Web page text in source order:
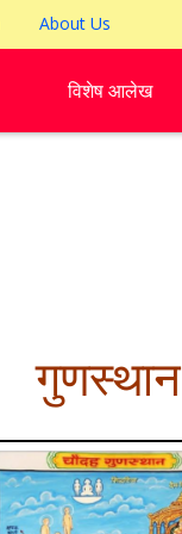
About Us
विशेष आलेख
गुणस्थान